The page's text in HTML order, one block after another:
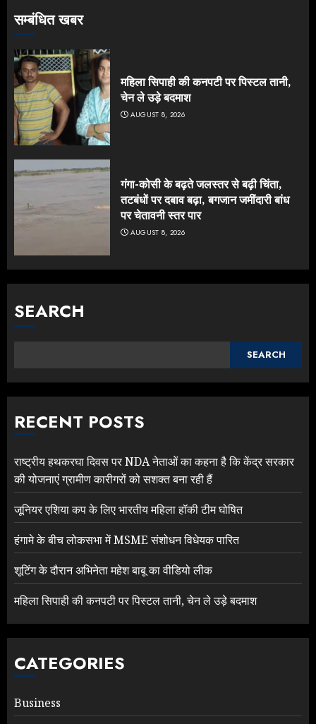
सम्बंधित खबर
महिला सिपाही की कनपटी पर पिस्टल तानी,
चेन ले उड़े बदमाश
AUGUST 8, 2026
गंगा-कोसी के बढ़ते जलस्तर से बढ़ी चिंता,
तटबंधों पर दबाव बढ़ा, बगजान जमींदारी बांध
पर चेतावनी स्तर पार
AUGUST 8, 2026
SEARCH
SEARCH
RECENT POSTS
राष्ट्रीय हथकरघा दिवस पर NDA नेताओं का कहना है कि केंद्र सरकार
की योजनाएं ग्रामीण कारीगरों को सशक्त बना रही हैं
जूनियर एशिया कप के लिए भारतीय महिला हॉकी टीम घोषित
हंगामे के बीच लोकसभा में MSME संशोधन विधेयक पारित
शूटिंग के दौरान अभिनेता महेश बाबू का वीडियो लीक
महिला सिपाही की कनपटी पर पिस्टल तानी, चेन ले उड़े बदमाश
CATEGORIES
Business